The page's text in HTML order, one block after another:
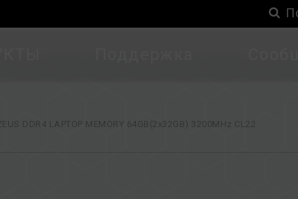
ZEUS DDR4 LAPTOP MEMORY 64GB(2x32GB) 3200MHz CL22